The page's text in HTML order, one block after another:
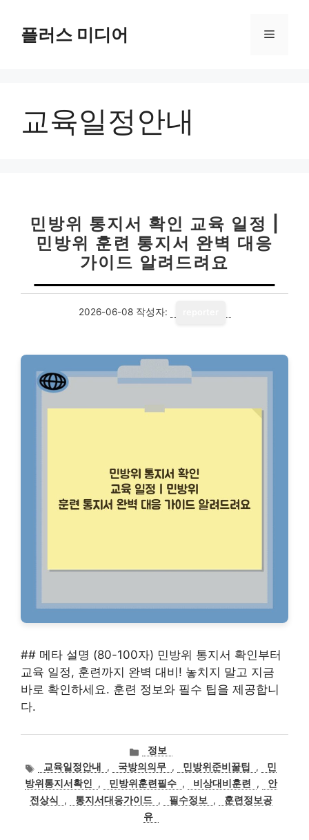
플러스 미디어 메
교육일정안내
민방위 통지서 확인 교육 일정 |
민방위 훈련 통지서 완벽 대응
가이드 알려드려요
2026-06-08 작성자:
## 메타 설명 (80-100자) 민방위 통지서 확인부터
교육 일정, 훈련까지 완벽 대비! 놓치지 말고 지금
바로 확인하세요. 훈련 정보와 필수 팁을 제공합니
다.
카
테
고
리
정보
태
그
교육일정안내 , 국방의의무 , 민방위준비꿀팁 ,
민
방위통지서확인
, 민방위훈련필수 , 비상대비훈련 ,
안
전상식
, 통지서대응가이드 , 필수정보 ,
훈련정보공
유